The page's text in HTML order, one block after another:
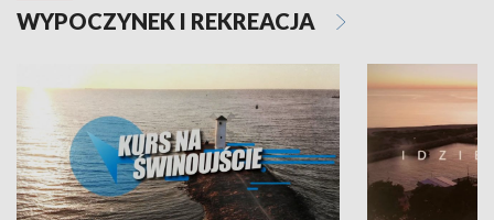
WYPOCZYNEK I REKREACJA